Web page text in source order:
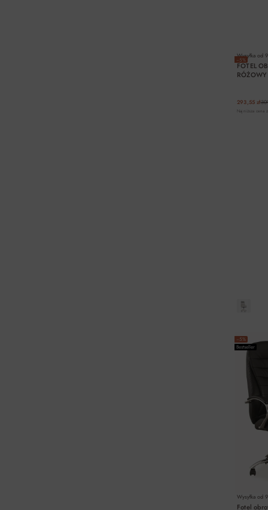
−5%
Wysyłka od
FOTEL
293,55 zł
Najniższa cena
−5%
Bestseller
Wysyłka od
Fotel